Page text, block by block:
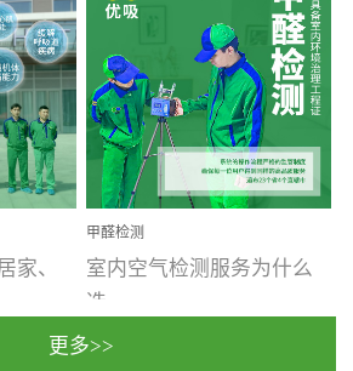
养
响，
多、
滋生
装修完会有甲醛，其实汽
车的甲醛超标问题更为严
重。汽车的空间范围小，
配件、皮具、装饰多，这
些都是汽...
家、
甲醛检测
室内空气检测服务为什么
选...
更多>>